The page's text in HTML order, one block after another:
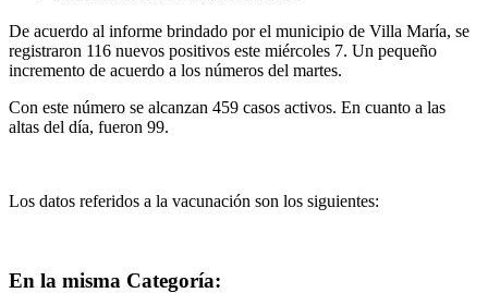
De acuerdo al informe brindado por el municipio de Villa María, se
registraron 116 nuevos positivos este miércoles 7. Un pequeño
incremento de acuerdo a los números del martes.
Con este número se alcanzan 459 casos activos. En cuanto a las
altas del día, fueron 99.
Los datos referidos a la vacunación son los siguientes:
En la misma Categoría: